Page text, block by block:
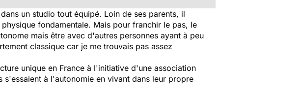
un studio tout équipé. Loin de ses parents, il
fondamentale. Mais pour franchir le pas, le
mais être avec d'autres personnes ayant à peu
classique car je me trouvais pas assez
unique en France à l'initiative d'une association
s'essaient à l'autonomie en vivant dans leur propre